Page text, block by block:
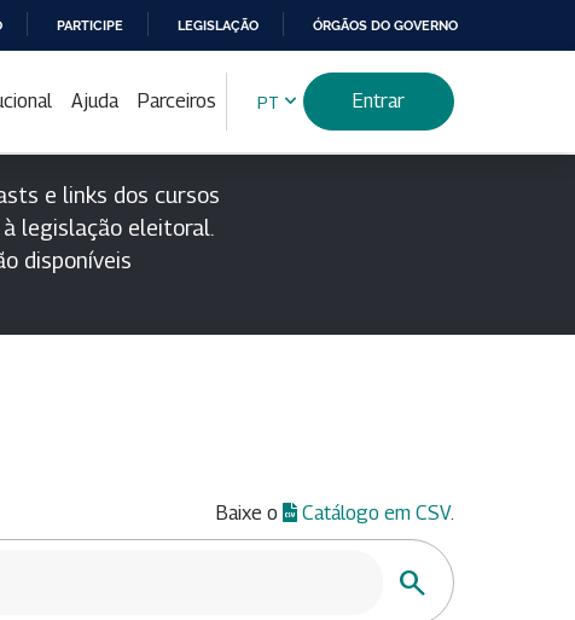
PARTICIPE LEGISLAÇÃO ÓRGÃOS DO GOVERNO
Ajuda Parceiros PT Entrar
e links dos cursos
legislação eleitoral.
disponíveis
Baixe o Catálogo em CSV.
Buscar